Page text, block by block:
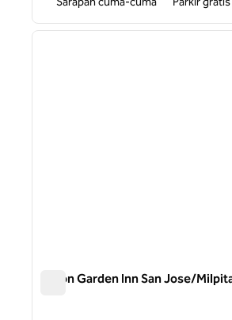
1 dari 11
Hilton Garden Inn San Jose/